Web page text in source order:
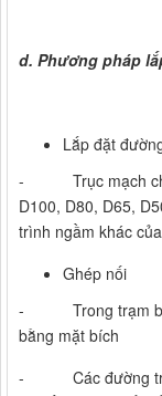
d. Phương pháp
Lắp đặt
- Trục mạch
D100, D80, D65,
trình ngầm khác
Ghép nối
- Trong trạm bơm
bằng mặt bích
- Các đường trục